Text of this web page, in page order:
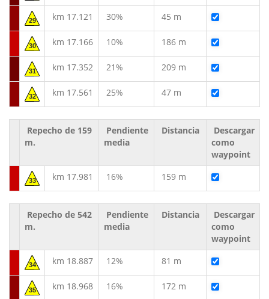
29 km 17.121 30% 45 m
30 km 17.166 10% 186 m
31 km 17.352 21% 209 m
32 km 17.561 25% 47 m
Repecho de 159
m.
Pendiente
media
Distancia
Descargar
como
waypoint
33 km 17.981 16% 159 m
Repecho de 542
m.
Pendiente
media
Distancia
Descargar
como
waypoint
34 km 18.887 12% 81 m
35 km 18.968 16% 172 m